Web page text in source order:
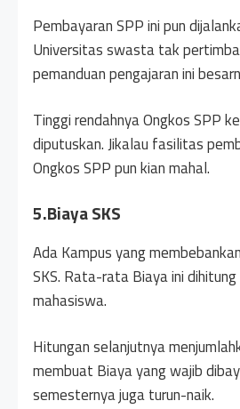
Pembayaran SPP ini pun
Universitas swasta tak
pemanduan pengajaran ini
Tinggi rendahnya Ongkos SPP
diputuskan. Jikalau fasilitas
Ongkos SPP pun kian mahal.
5.Biaya SKS
Ada Kampus yang
SKS. Rata-rata Biaya ini
mahasiswa.
Hitungan selanjutnya
membuat Biaya yang wajib
semesternya juga turun-naik.